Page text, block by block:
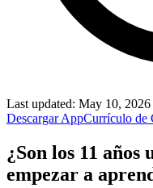
Last updated: May 10, 2026
Descargar AppCurrículo de
¿Son los 11 años
empezar a